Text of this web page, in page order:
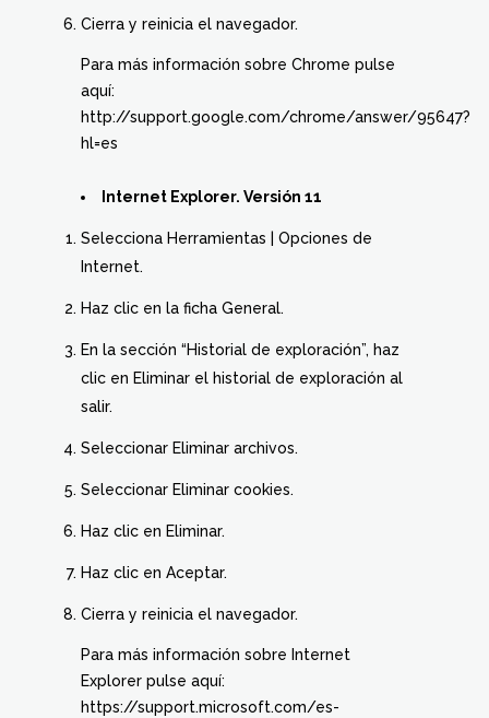
Cierra y reinicia el navegador.
Para más información sobre Chrome pulse
aquí:
http://support.google.com/chrome/answer/95647?
hl=es
Internet Explorer. Versión 11
Selecciona Herramientas | Opciones de
Internet.
Haz clic en la ficha General.
En la sección “Historial de exploración”, haz
clic en Eliminar el historial de exploración al
salir.
Seleccionar Eliminar archivos.
Seleccionar Eliminar cookies.
Haz clic en Eliminar.
Haz clic en Aceptar.
Cierra y reinicia el navegador.
Para más información sobre Internet
Explorer pulse aquí:
https://support.microsoft.com/es-